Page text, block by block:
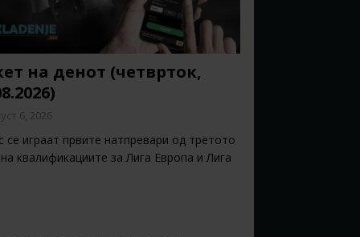
на денот (четврток,
6, 2026
се играат првите натпревари од третото
квалификациите за Лига Европа и Лига